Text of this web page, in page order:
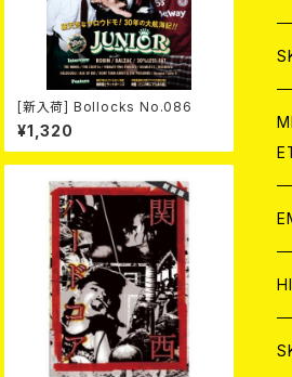
[新入荷] Bollocks No.086
¥1,320